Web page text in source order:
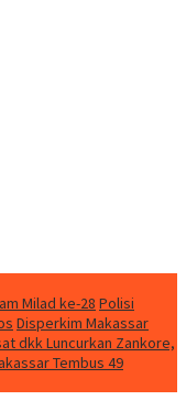
Milad ke-28 Polisi
Disperkim Makassar
dkk Luncurkan Zankore,
Tembus 49